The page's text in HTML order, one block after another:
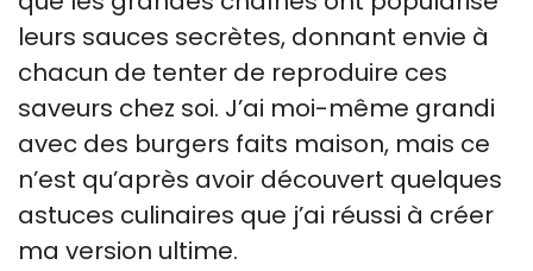
leurs sauces secrètes, donnant envie à
chacun de tenter de reproduire ces
saveurs chez soi. J’ai moi-même grandi
avec des burgers faits maison, mais ce
n’est qu’après avoir découvert quelques
astuces culinaires que j’ai réussi à créer
ma version ultime.